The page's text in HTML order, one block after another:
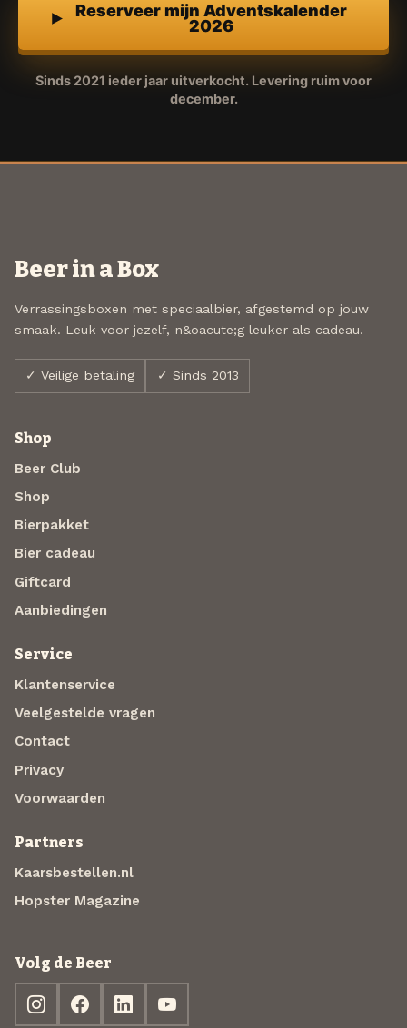
Reserveer mijn Adventskalender
2026
Sinds 2021 ieder jaar uitverkocht. Levering ruim voor
december.
Beer in a Box
Verrassingsboxen met speciaalbier, afgestemd op jouw
smaak. Leuk voor jezelf, n&oacute;g leuker als cadeau.
✓ Veilige betaling ✓ Sinds 2013
Shop
Beer Club
Shop
Bierpakket
Bier cadeau
Giftcard
Aanbiedingen
Service
Klantenservice
Veelgestelde vragen
Contact
Privacy
Voorwaarden
Partners
Kaarsbestellen.nl
Hopster Magazine
Volg de Beer